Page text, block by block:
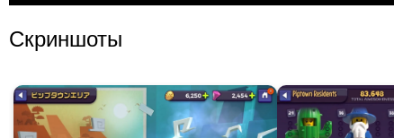
Скриншоты